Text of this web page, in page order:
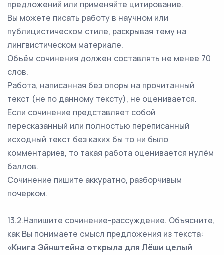
предложений или применяйте цитирование.
Вы можете писать работу в научном или
публицистическом стиле, раскрывая тему на
лингвистическом материале.
Объём сочинения должен составлять не менее 70
слов.
Работа, написанная без опоры на прочитанный
текст (не по данному тексту), не оценивается.
Если сочинение представляет собой
пересказанный или полностью переписанный
исходный текст без каких бы то ни было
комментариев, то такая работа оценивается нулём
баллов.
Сочинение пишите аккуратно, разборчивым
почерком.
13.2.Напишите сочинение-рассуждение. Объясните,
как Вы понимаете смысл предложения из текста:
«Книга Эйнштейна открыла для Лёши целый